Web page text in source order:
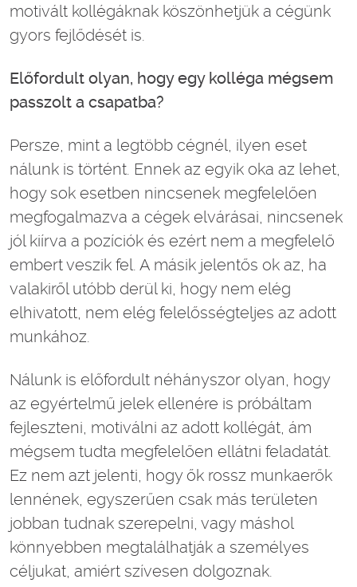
motivált kollégáknak köszönhetjük a cégünk
gyors fejlődését is.
Előfordult olyan, hogy egy kolléga mégsem
passzolt a csapatba?
Persze, mint a legtöbb cégnél, ilyen eset
nálunk is történt. Ennek az egyik oka az lehet,
hogy sok esetben nincsenek megfelelően
megfogalmazva a cégek elvárásai, nincsenek
jól kiírva a pozíciók és ezért nem a megfelelő
embert veszik fel. A másik jelentős ok az, ha
valakiről utóbb derül ki, hogy nem elég
elhivatott, nem elég felelősségteljes az adott
munkához.
Nálunk is előfordult néhányszor olyan, hogy
az egyértelmű jelek ellenére is próbáltam
fejleszteni, motiválni az adott kollégát, ám
mégsem tudta megfelelően ellátni feladatát.
Ez nem azt jelenti, hogy ők rossz munkaerők
lennének, egyszerűen csak más területen
jobban tudnak szerepelni, vagy máshol
könnyebben megtalálhatják a személyes
céljukat, amiért szívesen dolgoznak.